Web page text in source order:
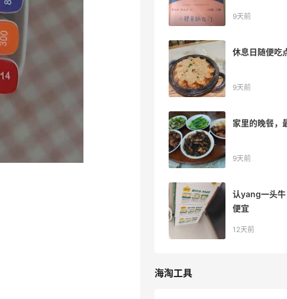
7
休息日随便吃点，日常菜色吧
7
家里的晚餐，最近感觉是双倍加糖
7
认yang一头牛，有机纯牛奶，抖音真的好
4
海淘工具